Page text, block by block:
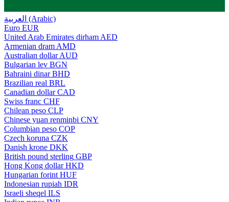
العربية (Arabic)
Euro EUR
United Arab Emirates dirham AED
Armenian dram AMD
Australian dollar AUD
Bulgarian lev BGN
Bahraini dinar BHD
Brazilian real BRL
Canadian dollar CAD
Swiss franc CHF
Chilean peso CLP
Chinese yuan renminbi CNY
Columbian peso COP
Czech koruna CZK
Danish krone DKK
British pound sterling GBP
Hong Kong dollar HKD
Hungarian forint HUF
Indonesian rupiah IDR
Israeli sheqel ILS